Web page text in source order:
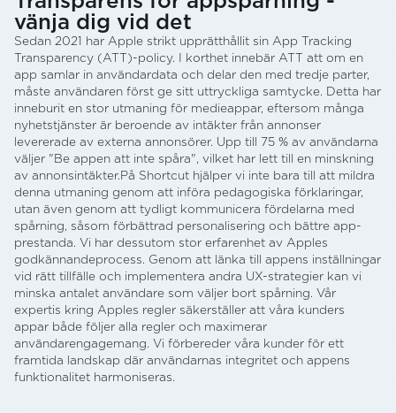
vänja dig vid det
Sedan 2021 har Apple strikt upprätthållit sin App Tracking
Transparency (ATT)-policy. I korthet innebär ATT att om en
app samlar in användardata och delar den med tredje parter,
måste användaren först ge sitt uttryckliga samtycke. Detta har
inneburit en stor utmaning för medieappar, eftersom många
nyhetstjänster är beroende av intäkter från annonser
levererade av externa annonsörer. Upp till 75 % av användarna
väljer "Be appen att inte spåra", vilket har lett till en minskning
av annonsintäkter.På Shortcut hjälper vi inte bara till att mildra
denna utmaning genom att införa pedagogiska förklaringar,
utan även genom att tydligt kommunicera fördelarna med
spårning, såsom förbättrad personalisering och bättre app-
prestanda. Vi har dessutom stor erfarenhet av Apples
godkännandeprocess. Genom att länka till appens inställningar
vid rätt tillfälle och implementera andra UX-strategier kan vi
minska antalet användare som väljer bort spårning. Vår
expertis kring Apples regler säkerställer att våra kunders
appar både följer alla regler och maximerar
användarengagemang. Vi förbereder våra kunder för ett
framtida landskap där användarnas integritet och appens
funktionalitet harmoniseras.